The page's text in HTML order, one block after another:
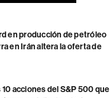
en producción de petróleo
en Irán altera la oferta de
acciones del S&P 500 que